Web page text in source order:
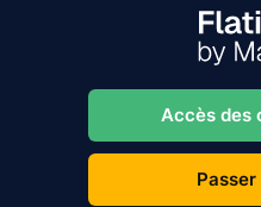
Accès des